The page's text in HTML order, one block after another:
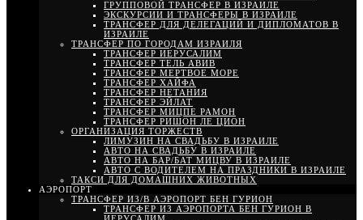
ГРУППОВОЙ ТРАНСФЕР В ИЗРАИЛЕ
ЭКСКУРСИИ И ТРАНСФЕРЫ В ИЗРАИЛЕ
ТРАНСФЕР ДЛЯ ДЕЛЕГАЦИЙ И ДИПЛОМАТОВ В
ИЗРАИЛЕ
ТРАНСФЕР ПО ГОРОДАМ ИЗРАИЛЯ
ТРАНСФЕР ИЕРУСАЛИМ
ТРАНСФЕР ТЕЛЬ АВИВ
ТРАНСФЕР МЕРТВОЕ МОРЕ
ТРАНСФЕР ХАЙФА
ТРАНСФЕР НЕТАНИЯ
ТРАНСФЕР ЭЙЛАТ
ТРАНСФЕР МИЦПЕ РАМОН
ТРАНСФЕР РИШОН ЛЕ ЦИОН
ОРГАНИЗАЦИЯ ТОРЖЕСТВ
ЛИМУЗИН НА СВАДЬБУ В ИЗРАИЛЕ
АВТО НА СВАДЬБУ В ИЗРАИЛЕ
АВТО НА БАР/БАТ МИЦВУ В ИЗРАИЛЕ
АВТО С ВОДИТЕЛЕМ НА ПРАЗДНИКИ В ИЗРАИЛЕ
ТАКСИ ДЛЯ ДОМАШНИХ ЖИВОТНЫХ
АЭРОПОРТ
ТРАНСФЕР ИЗ/В АЭРОПОРТ БЕН ГУРИОН
ТРАНСФЕР ИЗ АЭРОПОРТА БЕН ГУРИОН В